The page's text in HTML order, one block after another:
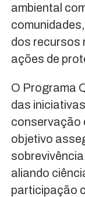
ambiental
dos recursos
ações de
O Programa
das
conservação
objetivo
aliando
participação